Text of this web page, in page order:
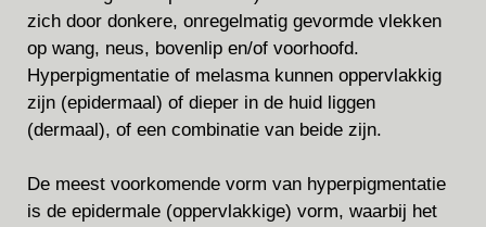
zich door donkere, onregelmatig gevormde vlekken
op wang, neus, bovenlip en/of voorhoofd.
Hyperpigmentatie of melasma kunnen oppervlakkig
zijn (epidermaal) of dieper in de huid liggen
(dermaal), of een combinatie van beide zijn.
De meest voorkomende vorm van hyperpigmentatie
is de epidermale (oppervlakkige) vorm, waarbij het